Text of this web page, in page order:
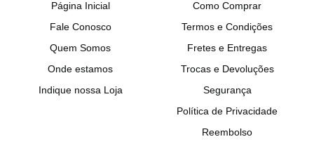
Página Inicial
Fale Conosco
Quem Somos
Onde estamos
Indique nossa Loja
Como Comprar
Termos e Condições
Fretes e Entregas
Trocas e Devoluções
Segurança
Política de Privacidade
Reembolso